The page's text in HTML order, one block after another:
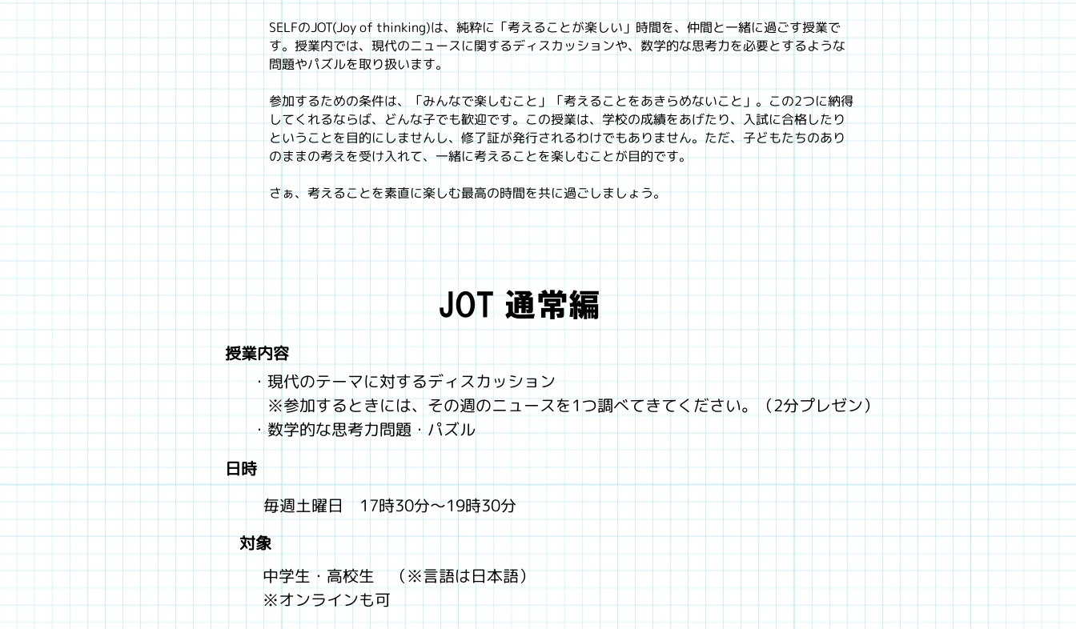
SELFのJOT(Joy of thinking)は、純粋に「考えることが楽しい」時間を、仲間と一緒に過ごす授業で
す。授業内では、現代のニュースに関するディスカッションや、数学的な思考力を必要とするような
問題やパズルを取り扱います。
参加するための条件は、「みんなで楽しむこと」「考えることをあきらめないこと」。この2つに納得
してくれるならば、どんな子でも歓迎です。この授業は、学校の成績をあげたり、入試に合格したり
ということを目的にしませんし、修了証が発行されるわけでもありません。ただ、子どもたちのあり
のままの考えを受け入れて、一緒に考えることを楽しむことが目的です。
さぁ、考えることを素直に楽しむ最高の時間を共に過ごしましょう。
JOT 通常編
授業内容
・現代のテーマに対するディスカッション
※参加するときには、その週のニュースを1つ調べてきてください。（2分プレゼン）
・数学的な思考力問題・パズル
日時
毎週土曜日 17時30分～19時30分
対象
中学生・高校生 （※言語は日本語）
​※オンラインも可